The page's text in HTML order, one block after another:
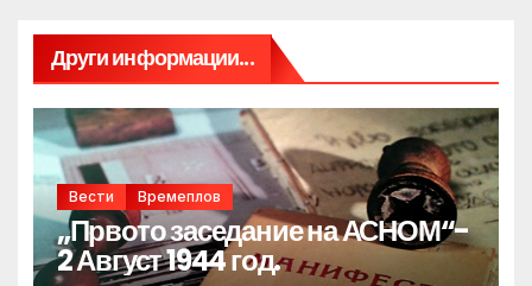
Други информации...
Вести Времеплов
„Првото заседание на АСНОМ“-
2 Август 1944 год.